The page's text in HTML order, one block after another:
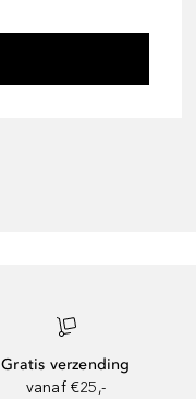
Gratis verzending
vanaf €25,-